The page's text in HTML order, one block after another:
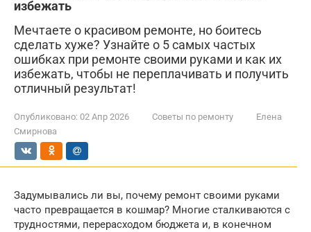
избежать
Мечтаете о красивом ремонте, но боитесь
сделать хуже? Узнайте о 5 самых частых
ошибках при ремонте своими руками и как их
избежать, чтобы не переплачивать и получить
отличный результат!
Опубликовано: 02 Апр 2026 Советы по ремонту
Елена
Смирнова
Задумывались ли вы, почему ремонт своими руками
часто превращается в кошмар? Многие сталкиваются с
трудностями, перерасходом бюджета и, в конечном